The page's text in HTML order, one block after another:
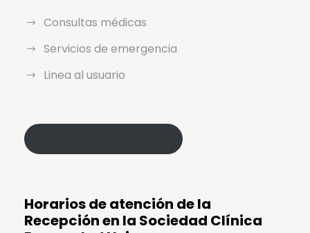
Consultas médicas
Servicios de emergencia
Linea al usuario
Horarios de atención de la
Recepción en la Sociedad Clínica